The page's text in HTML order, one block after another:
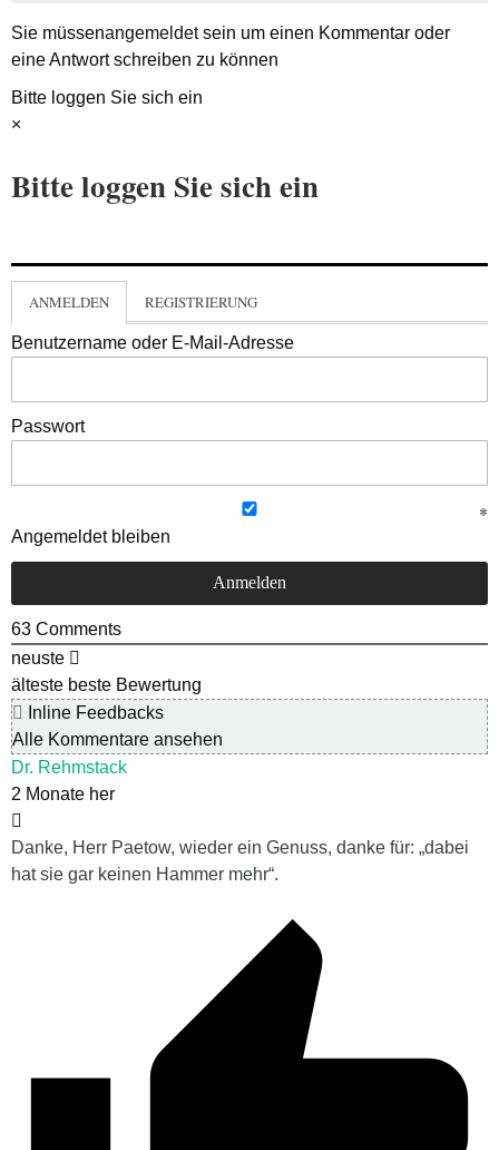
Sie müssenangemeldetsein um einen Kommentar oder
eine Antwort schreiben zu können
Bitte loggen Sie sich ein
×
Bitte loggen Sie sich ein
ANMELDEN REGISTRIERUNG
Benutzername oder E-Mail-Adresse
Passwort
Angemeldet bleiben
63 Comments
neuste
älteste beste Bewertung
Inline Feedbacks
Alle Kommentare ansehen
Dr. Rehmstack
2 Monate her
Danke, Herr Paetow, wieder ein Genuss, danke für: „dabei
hat sie gar keinen Hammer mehr“.